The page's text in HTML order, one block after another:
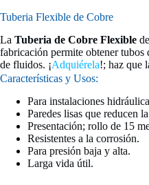
Tuberia Flexible de Cobre
La Tuberia de Cobre Flexible de
fabricación permite obtener tubos
de fluidos. ¡Adquiérela!; haz que
Características y Usos:
Para instalaciones
Paredes lisas que reducen
Presentación; rollo de 15
Resistentes a la corrosión.
Para presión baja y alta.
Larga vida útil.